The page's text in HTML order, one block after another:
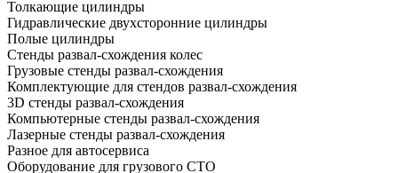
Толкающие цилиндры
Гидравлические двухсторонние цилиндры
Полые цилиндры
Стенды развал-схождения колес
Грузовые стенды развал-схождения
Комплектующие для стендов развал-схождения
3D стенды развал-схождения
Компьютерные стенды развал-схождения
Лазерные стенды развал-схождения
Разное для автосервиса
Оборудование для грузового СТО